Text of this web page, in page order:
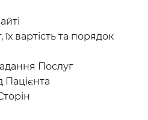
вартість та порядок
Послуг
Пацієнта